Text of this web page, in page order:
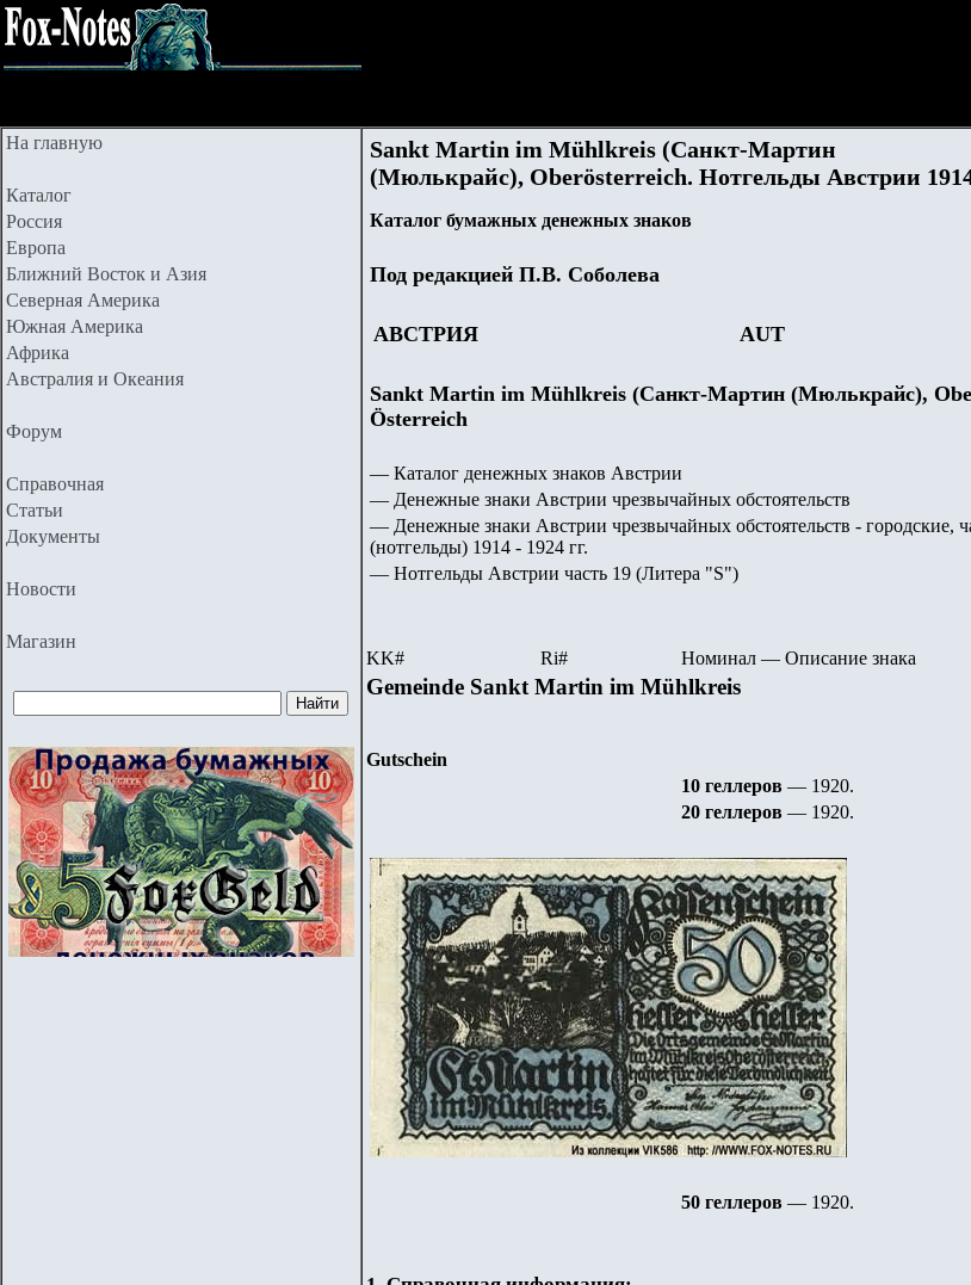
На главную
Каталог
Россия
Европа
Ближний Восток и Азия
Северная Америка
Южная Америка
Африка
Австралия и Океания
Форум
Справочная
Статьи
Документы
Новости
Магазин
Sankt Martin im Mühlkreis (Санкт-Мартин
(Мюлькрайс), Oberösterreich. Нотгельды Австрии 1914
Каталог бумажных денежных знаков
Под редакцией П.В. Соболева
АВСТРИЯ AUT
Sankt Martin im Mühlkreis (Санкт-Мартин (Мюлькрайс),
Österreich
— Каталог денежных знаков Австрии
— Денежные знаки Австрии чрезвычайных обстоятельств
— Денежные знаки Австрии чрезвычайных обстоятельств - городские,
(нотгельды) 1914 - 1924 гг.
— Нотгельды Австрии часть 19 (Литера "S")
KK# Ri# Номинал — Описание знака
Gemeinde Sankt Martin im Mühlkreis
Gutschein
10 геллеров — 1920.
20 геллеров — 1920.
50 геллеров — 1920.